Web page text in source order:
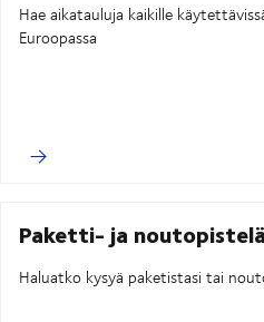
Hae aikatauluja kaikille
Euroopassa
Paketti- ja
Haluatko kysyä paketistasi tai